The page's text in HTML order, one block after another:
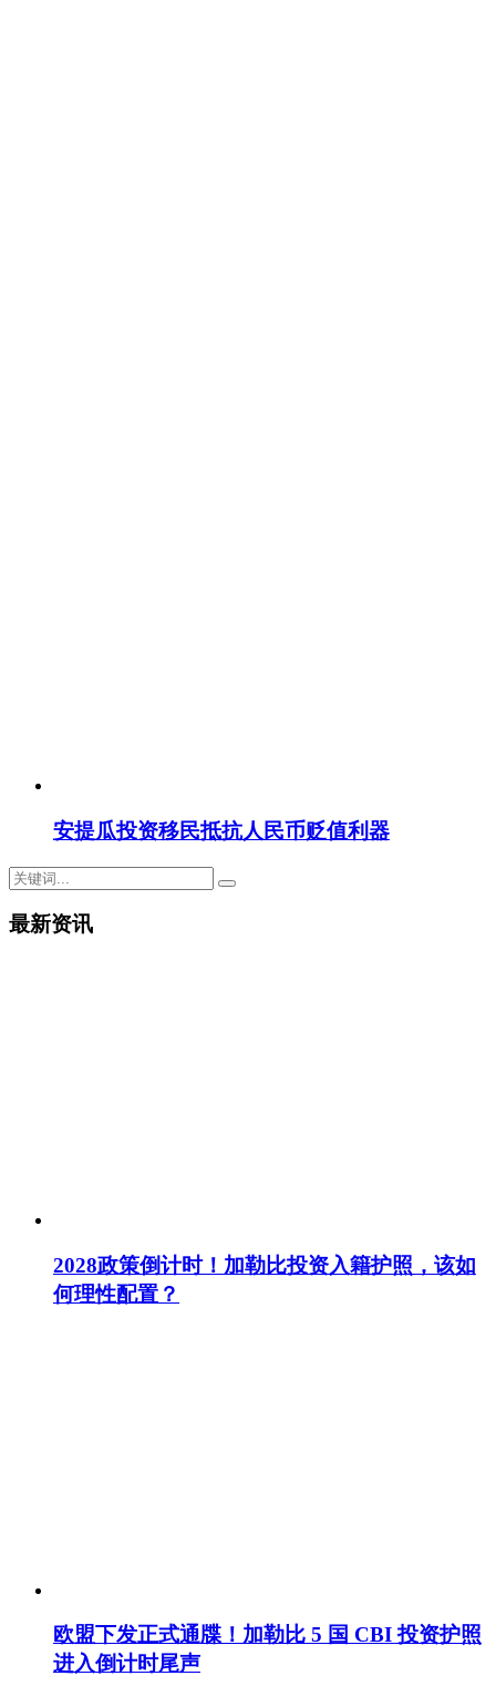
安提瓜投资移民抵抗人民币贬值利器
最新资讯
2028政策倒计时！加勒比投资入籍护照，该如
何理性配置？
欧盟下发正式通牒！加勒比 5 国 CBI 投资护照
进入倒计时尾声